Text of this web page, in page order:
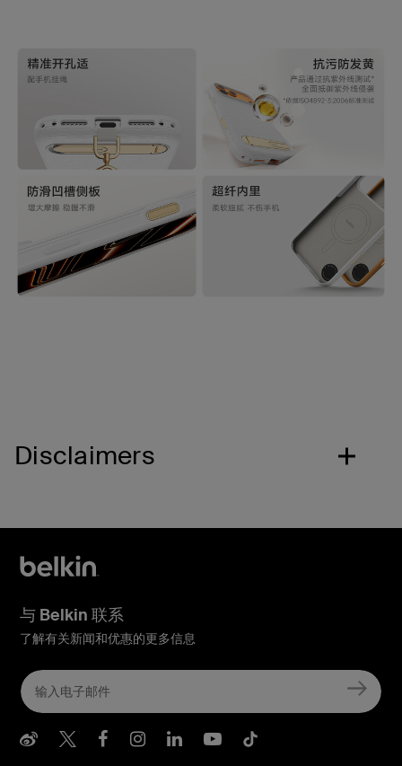
Disclaimers
与 Belkin 联系
了解有关新闻和优惠的更多信息
Belkin Weibo
Belkin Twitter
Belkin Facebook
Belkin Instagram
Belkin LInkedIn
Belkin Youtube
Belkin